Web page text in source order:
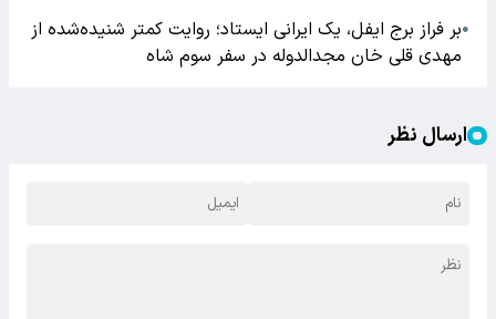
●بر فراز برج ایفل، یک ایرانی ایستاد؛ روایت کمتر شنیده‌شده از
مهدی قلی خان مجدالدوله در سفر سوم شاه
ارسال نظر